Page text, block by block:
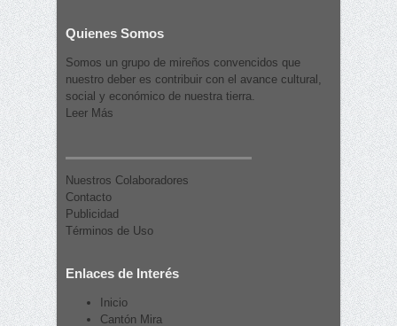
Quienes Somos
Somos un grupo de mireños convencidos que
nuestro deber es contribuir con el avance cultural,
social y económico de nuestra tierra.
Leer Más
Nuestros Colaboradores
Contacto
Publicidad
Términos de Uso
Enlaces de Interés
Inicio
Cantón Mira